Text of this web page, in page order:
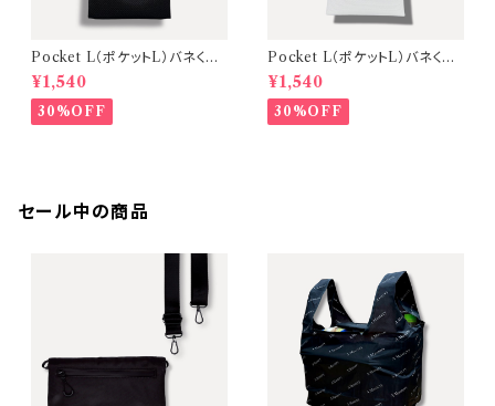
Pocket L（ポケットL）バネくち
マルチポーチ・眼鏡ケース【カラ
ー：Black/タブカラー：Green】
¥1,540
30%OFF
Pocket L（ポケットL）バネくち
マルチポーチ・眼鏡ケース【カラ
ー：White/タブカラー：Blue】
¥1,540
30%OFF
セール中の商品